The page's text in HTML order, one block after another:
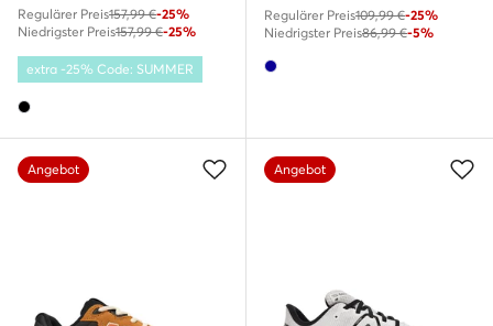
Regulärer Preis157,99 €-25%
Niedrigster Preis157,99 €-25%
extra -25% Code: SUMMER
Regulärer Preis109,99 €-25%
Niedrigster Preis86,99 €-5%
Angebot Angebot